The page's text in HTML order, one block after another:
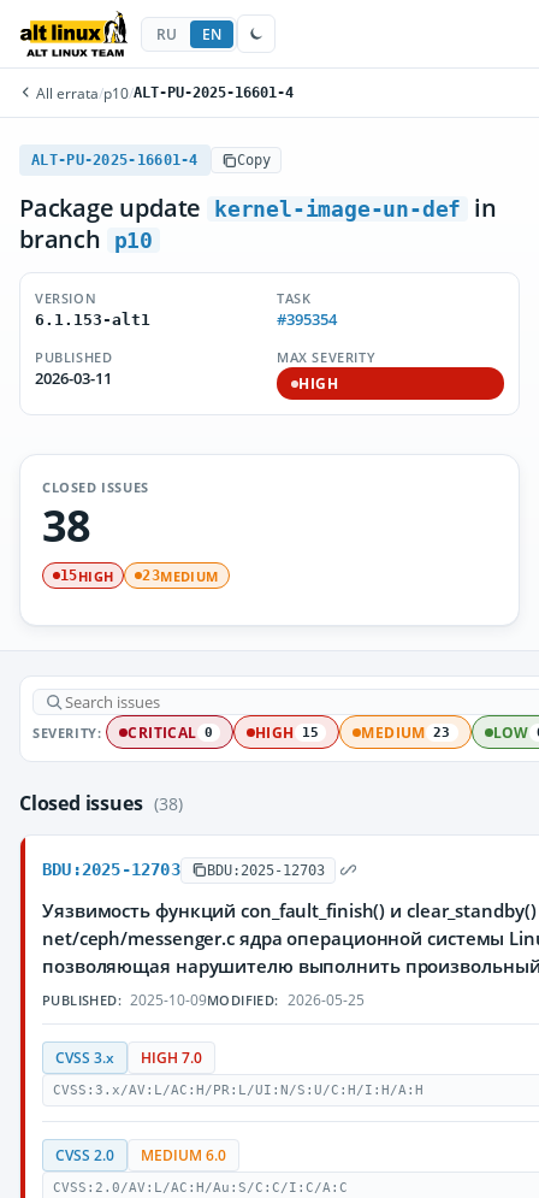
RU EN
All errata/p10/ALT-PU-2025-16601-4
ALT-PU-2025-16601-4 Copy
Package update kernel-image-un-def
in
branch
p10
VERSION
6.1.153-alt1
TASK
#395354
PUBLISHED
2026-03-11
MAX SEVERITY
HIGH
CLOSED ISSUES
38
15HIGH 23MEDIUM
SEVERITY: CRITICAL 0 HIGH 15 MEDIUM 23 LOW
Closed issues (38)
BDU:2025-12703 BDU:2025-12703
Уязвимость функций con_fault_finish() и
net/ceph/messenger.c ядра операционной системы
позволяющая нарушителю выполнить
PUBLISHED: 2025-10-09MODIFIED: 2026-05-25
CVSS 3.x HIGH 7.0
CVSS:3.x/AV:L/AC:H/PR:L/UI:N/S:U/C:H/I:H/A:H
CVSS 2.0 MEDIUM 6.0
CVSS:2.0/AV:L/AC:H/Au:S/C:C/I:C/A:C